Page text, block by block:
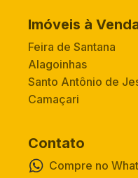
Imóveis à
Feira de Santana
Alagoinhas
Santo Antônio de
Camaçari
Contato
Compre no